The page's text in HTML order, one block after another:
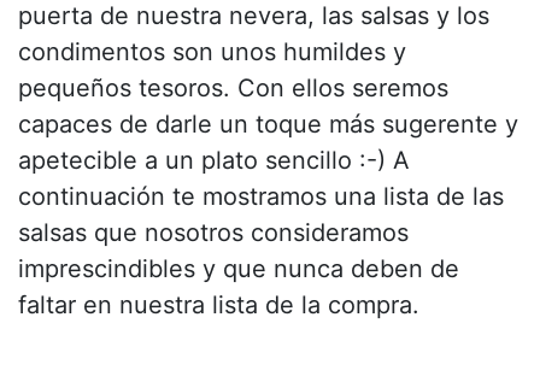
puerta de nuestra nevera, las salsas y los
condimentos son unos humildes y
pequeños tesoros. Con ellos seremos
capaces de darle un toque más sugerente y
apetecible a un plato sencillo :-) A
continuación te mostramos una lista de las
salsas que nosotros consideramos
imprescindibles y que nunca deben de
faltar en nuestra lista de la compra.